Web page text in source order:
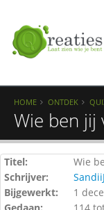
HOME ONTDEK
Wie ben jij
Titel:
Wie
Schrijver:
SandiiJ
Bijgewerkt:
1